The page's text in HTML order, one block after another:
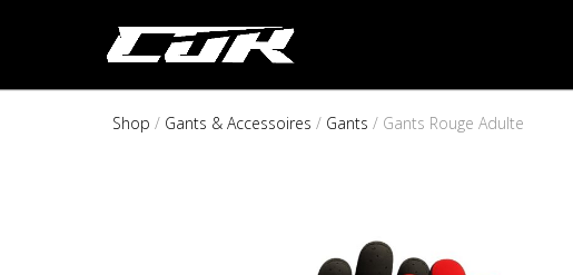
Shop / Gants & Accessoires / Gants / Gants Rouge Adulte